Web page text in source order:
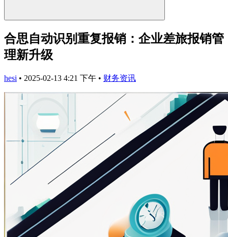
合思自动识别重复报销：企业差旅报销管
理新升级
hesi • 2025-02-13 4:21 下午 • 财务资讯